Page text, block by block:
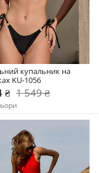
купальник на
KU-1056
₴ 1 549 ₴